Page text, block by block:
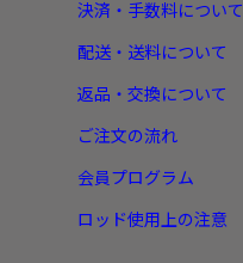
決済・手数料について
配送・送料について
返品・交換について
ご注文の流れ
会員プログラム
ロッド使用上の注意